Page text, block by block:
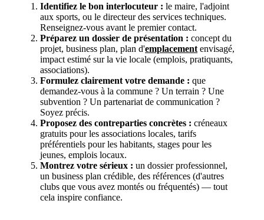
Identifiez le bon interlocuteur : le maire, l'adjoint
aux sports, ou le directeur des services techniques.
Renseignez-vous avant le premier contact.
Préparez un dossier de présentation : concept du
projet, business plan, plan d'emplacement envisagé,
impact estimé sur la vie locale (emplois, pratiquants,
associations).
Formulez clairement votre demande : que
demandez-vous à la commune ? Un terrain ? Une
subvention ? Un partenariat de communication ?
Soyez précis.
Proposez des contreparties concrètes : créneaux
gratuits pour les associations locales, tarifs
préférentiels pour les habitants, stages pour les
jeunes, emplois locaux.
Montrez votre sérieux : un dossier professionnel,
un business plan crédible, des références (d'autres
clubs que vous avez montés ou fréquentés) — tout
cela inspire confiance.